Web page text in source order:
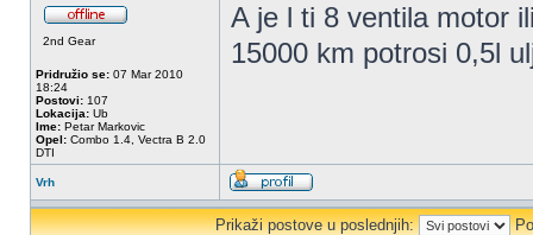
2nd Gear
Pridružio se: 07 Mar 2010
18:24
Postovi: 107
Lokacija: Ub
Ime: Petar Markovic
Opel: Combo 1.4, Vectra B 2.0
DTI
A je l ti 8 ventila motor
15000 km potrosi 0,5l
Vrh
Prikaži postove u poslednjih: